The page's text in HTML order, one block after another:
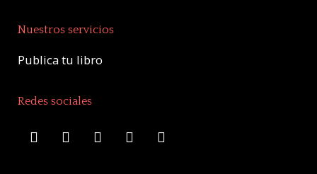
Nuestros servicios
Publica tu libro
Redes sociales